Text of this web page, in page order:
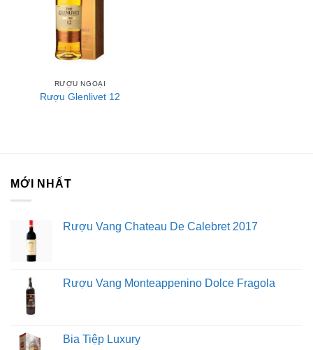
RƯỢU NGOẠI
Rượu Glenlivet 12
MỚI NHẤT
Rượu Vang Chateau De Calebret 2017
Rượu Vang Monteappenino Dolce Fragola
Bia Tiệp Luxury